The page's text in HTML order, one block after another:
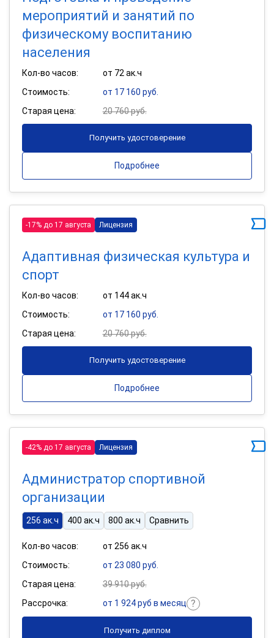
мероприятий и занятий по
физическому воспитанию
населения
Кол-во часов:
от 72 ак.ч
Стоимость:
от 17 160 руб.
Старая цена:
20 760 руб.
Получить удостоверение
Подробнее
-17% до 17 августа Лицензия
Адаптивная физическая культура и
спорт
Кол-во часов:
от 144 ак.ч
Стоимость:
от 17 160 руб.
Старая цена:
20 760 руб.
Получить удостоверение
Подробнее
-42% до 17 августа Лицензия
Администратор спортивной
организации
256 ак.ч 400 ак.ч 800 ак.ч Сравнить
Кол-во часов:
от 256 ак.ч
Стоимость:
от 23 080 руб.
Старая цена:
39 910 руб.
Рассрочка:
от 1 924 руб в месяц
Получить диплом